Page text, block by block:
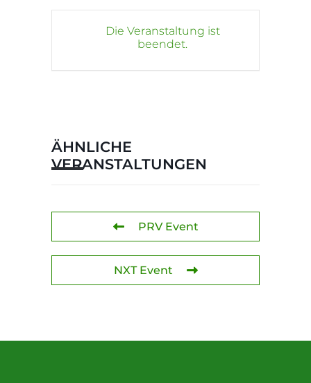
Die Veranstaltung ist
beendet.
ÄHNLICHE
VERANSTALTUNGEN
PRV Event
NXT Event